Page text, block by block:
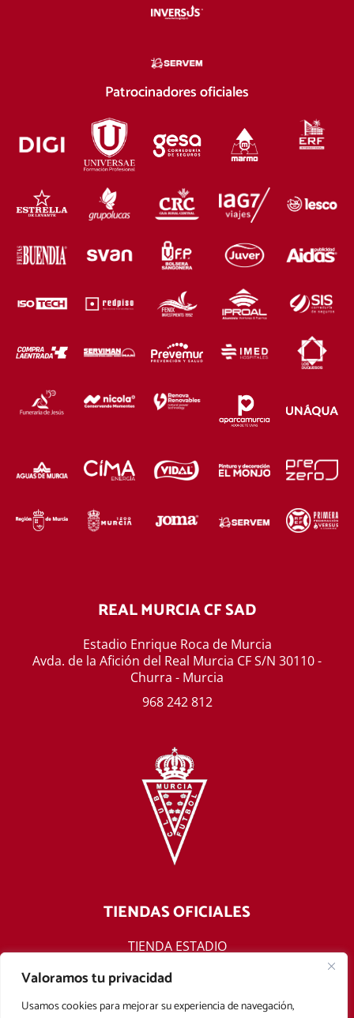
Valoramos tu privacidad
Usamos cookies para mejorar su experiencia de navegación,
Patrocinadores oficiales
REAL MURCIA CF SAD
Estadio Enrique Roca de Murcia
Avda. de la Afición del Real Murcia CF S/N 30110 -
Churra - Murcia
968 242 812
TIENDAS OFICIALES
TIENDA ESTADIO
TIENDA ONLINE
F T Y I